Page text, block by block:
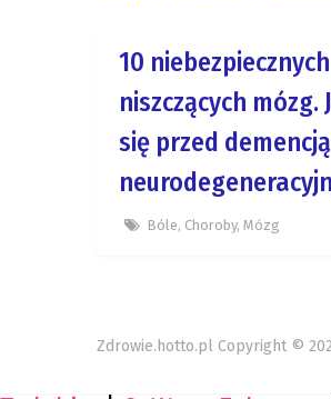
10
niszczących mózg.
się przed
Bóle, Choroby, Mózg
Zdrowie.hotto.pl Copyright ©